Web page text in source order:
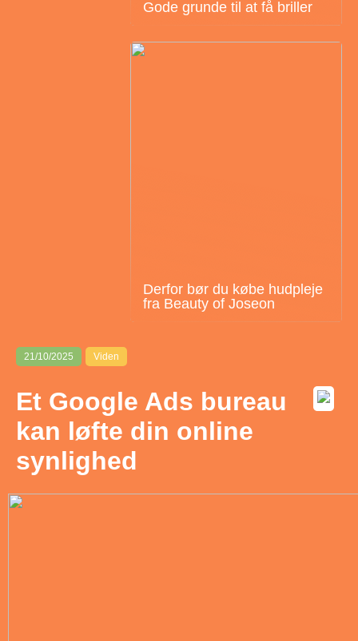
Gode grunde til at få briller
Derfor bør du købe hudpleje
fra Beauty of Joseon
21/10/2025 Viden
Et Google Ads bureau
kan løfte din online
synlighed